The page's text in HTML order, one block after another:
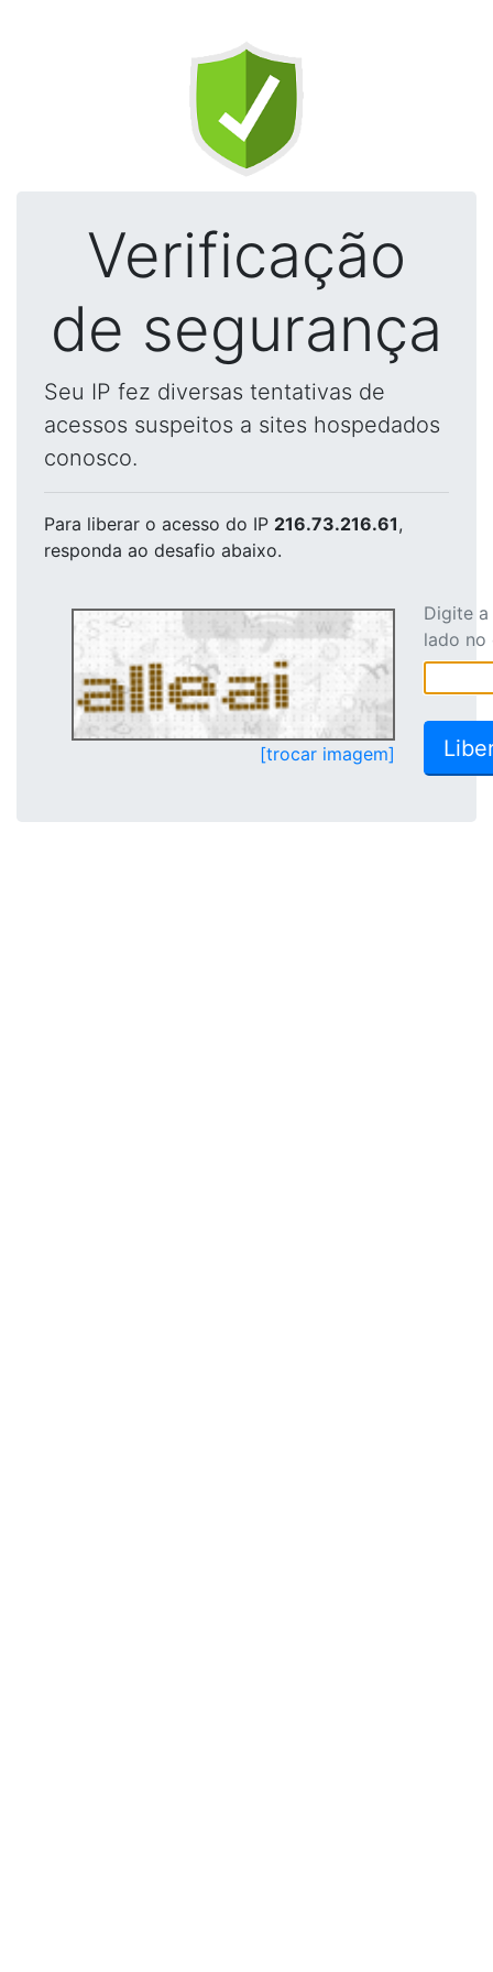
Verificação
de segurança
Seu IP fez diversas tentativas de
acessos suspeitos a sites hospedados
conosco.
Para liberar o acesso do IP 216.73.216.61,
responda ao desafio abaixo.
[trocar imagem]
Digite
lado no